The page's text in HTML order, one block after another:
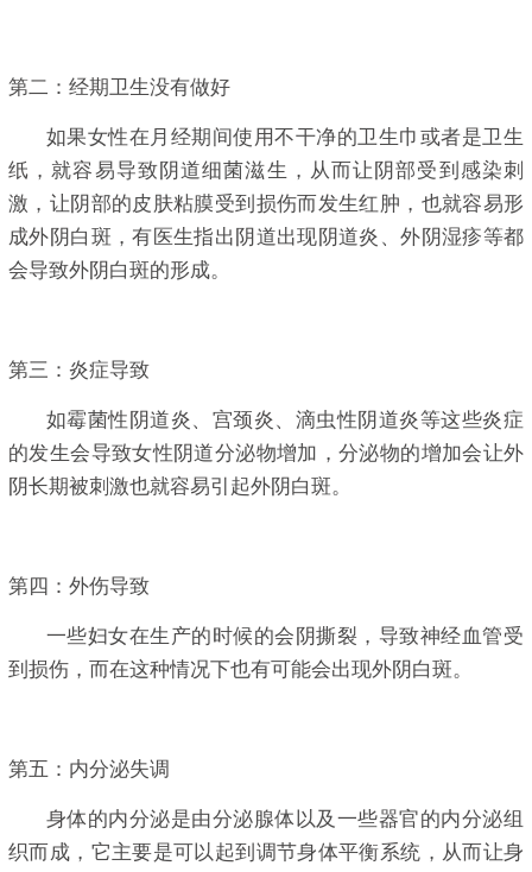
第二：经期卫生没有做好
如果女性在月经期间使用不干净的卫生巾或者是卫生
纸，就容易导致阴道细菌滋生，从而让阴部受到感染刺
激，让阴部的皮肤粘膜受到损伤而发生红肿，也就容易形
成外阴白斑，有医生指出阴道出现阴道炎、外阴湿疹等都
会导致外阴白斑的形成。
第三：炎症导致
如霉菌性阴道炎、宫颈炎、滴虫性阴道炎等这些炎症
的发生会导致女性阴道分泌物增加，分泌物的增加会让外
阴长期被刺激也就容易引起外阴白斑。
第四：外伤导致
一些妇女在生产的时候的会阴撕裂，导致神经血管受
到损伤，而在这种情况下也有可能会出现外阴白斑。
第五：内分泌失调
身体的内分泌是由分泌腺体以及一些器官的内分泌组
织而成，它主要是可以起到调节身体平衡系统，从而让身